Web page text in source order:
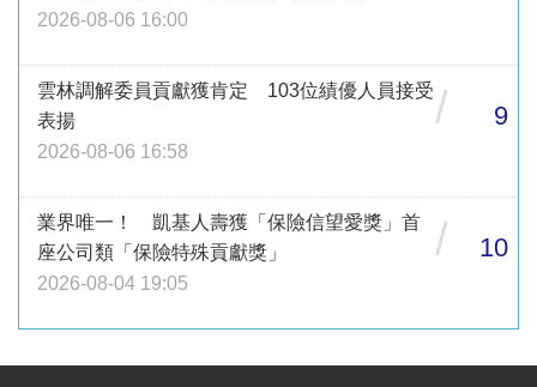
2026-08-06 16:00
雲林調解委員貢獻獲肯定 103位績優人員接受
表揚
2026-08-06 16:58
/ 9
業界唯一！ 凱基人壽獲「保險信望愛獎」首
座公司類「保險特殊貢獻獎」
2026-08-04 19:05
/ 10